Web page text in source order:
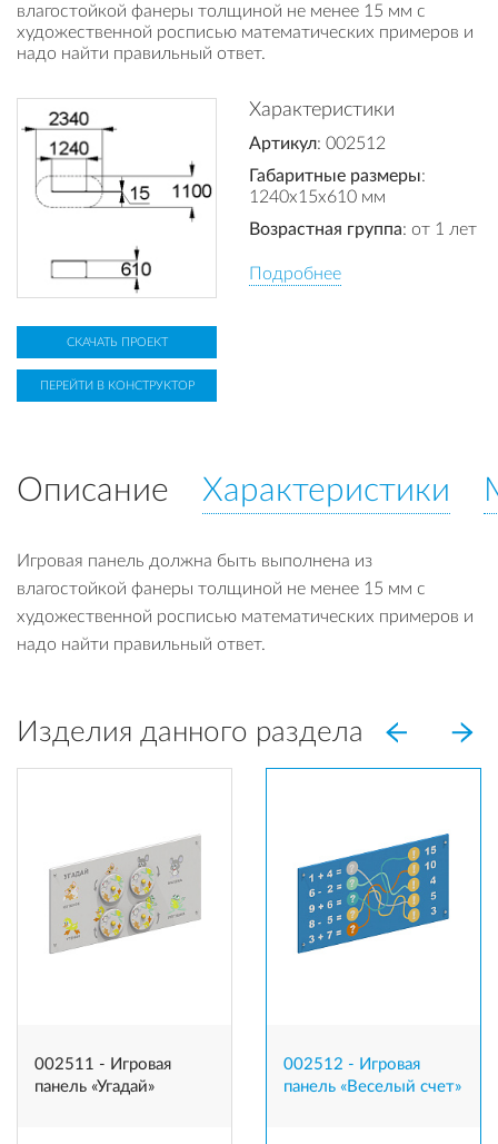
влагостойкой фанеры толщиной не менее 15 мм с
художественной росписью математических примеров и
надо найти правильный ответ.
Характеристики
Артикул: 002512
Габаритные размеры:
1240x15x610 мм
Возрастная группа: от 1 лет
Подробнее
СКАЧАТЬ ПРОЕКТ
ПЕРЕЙТИ В КОНСТРУКТОР
Описание Характеристики
Игровая панель должна быть выполнена из
влагостойкой фанеры толщиной не менее 15 мм с
художественной росписью математических примеров и
надо найти правильный ответ.
Изделия данного раздела
002511 - Игровая
панель «Угадай»
002512 - Игровая
панель «Веселый счет»